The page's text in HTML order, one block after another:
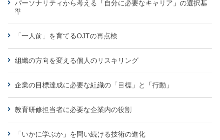
パーソナリティから考える「自分に必要なキャリア」の選択基
準
「一人前」を育てるOJTの再点検
組織の方向を変える個人のリスキリング
企業の目標達成に必要な組織の「目標」と「行動」
教育研修担当者に必要な企業内の役割
「いかに学ぶか」を問い続ける技術の進化